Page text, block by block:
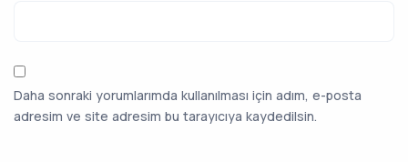
Daha sonraki yorumlarımda kullanılması için adım, e-posta
adresim ve site adresim bu tarayıcıya kaydedilsin.